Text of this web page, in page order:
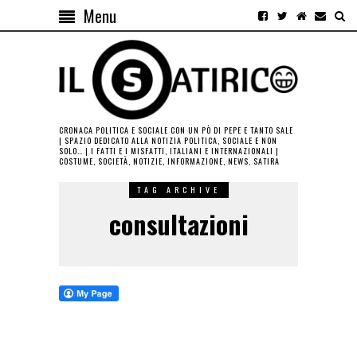
Menu
CRONACA POLITICA E SOCIALE CON UN PÒ DI PEPE E TANTO SALE
| SPAZIO DEDICATO ALLA NOTIZIA POLITICA, SOCIALE E NON
SOLO… | I FATTI E I MISFATTI, ITALIANI E INTERNAZIONALI |
COSTUME, SOCIETÀ, NOTIZIE, INFORMAZIONE, NEWS, SATIRA
TAG ARCHIVE
consultazioni